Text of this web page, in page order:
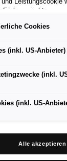
zu arbeiten
Belastbarkeit
Leistungscookie
kann nicht
dort an die
und es
der
nicht wirksam
einen Zugriff auf
Rechte und
der
Cookies
(inkl. US-Anbieter)
(inkl.
(inkl. US-
Alle akzeptieren